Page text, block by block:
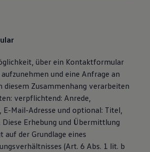
über ein Kontaktformular
und eine Anfrage an
diesem Zusammenhang verarbeiten
verpflichtend: Anrede,
E-Mail-Adresse und optional: Titel,
Erhebung und Übermittlung
auf der Grundlage eines
(Art. 6 Abs. 1 lit. b